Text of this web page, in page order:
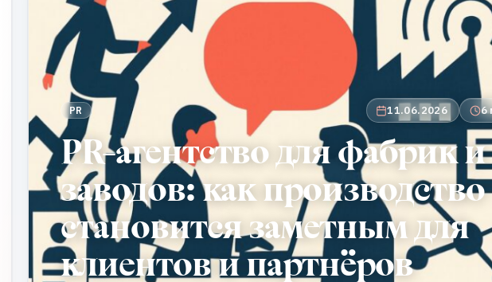
PR 11.06.2026 6
PR-агентство для фабрик и
заводов: как производство
становится заметным для
клиентов и партнёров